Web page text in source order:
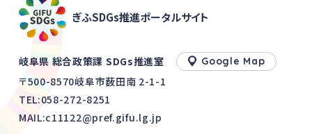
ぎふSDGs推進ポータルサイト
岐阜県 総合政策課 SDGs推進室 Google Map
〒500-8570岐阜市薮田南 2-1-1
TEL:058-272-8251
MAIL:c11122@pref.gifu.lg.jp